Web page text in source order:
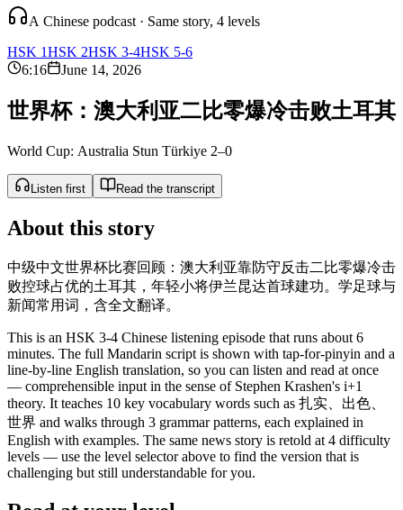
A Chinese podcast · Same story, 4 levels
HSK 1HSK 2HSK 3-4HSK 5-6
6:16
June 14, 2026
世界杯： 澳大利 亚二比零爆冷击败土耳其
World Cup: Australia Stun Türkiye 2–0
Listen first Read the transcript
About this story
中级中文世界杯比赛回顾：澳大利亚靠防守反击二比零爆冷击
败控球占优的土耳其，年轻小将伊兰昆达首球建功。学足球与
新闻常用词，含全文翻译。
This is an HSK 3-4 Chinese listening episode that runs about 6
minutes. The full Mandarin script is shown with tap-for-pinyin and a
line-by-line English translation, so you can listen and read at once
— comprehensible input in the sense of Stephen Krashen's i+1
theory. It teaches 10 key vocabulary words such as 扎实、出色、
世界 and walks through 3 grammar patterns, each explained in
English with examples. The same news story is retold at 4 difficulty
levels — use the level selector above to find the version that is
challenging but still understandable for you.